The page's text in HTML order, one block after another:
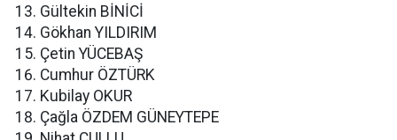
Gültekin BİNİCİ
Gökhan YILDIRIM
Çetin YÜCEBAŞ
Cumhur ÖZTÜRK
Kubilay OKUR
Çağla ÖZDEM GÜNEYTEPE